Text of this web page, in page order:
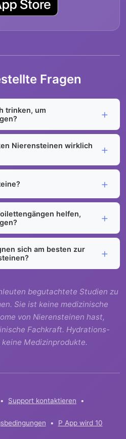
Fragen
trinken, um
Nierensteinen wirklich
helfen,
sich am besten zur
begutachtete Studien zu
Sie ist keine medizinische
von Nierensteinen hast,
Fachkraft. Hydrations-
Medizinprodukte.
• Support kontaktieren •
• P App wird 10